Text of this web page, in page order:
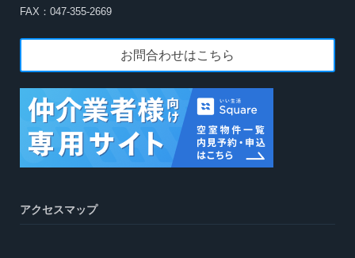
FAX：047-355-2669
お問合わせはこちら
アクセスマップ